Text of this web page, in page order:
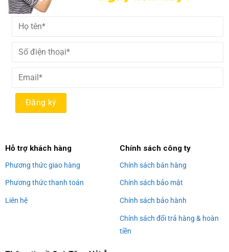
Hỗ trợ khách hàng
Phương thức giao hàng
Phương thức thanh toán
Liên hệ
Chính sách công ty
Chính sách bán hàng
Chính sách bảo mật
Chính sách bảo hành
Chính sách đổi trả hàng & hoàn
tiền